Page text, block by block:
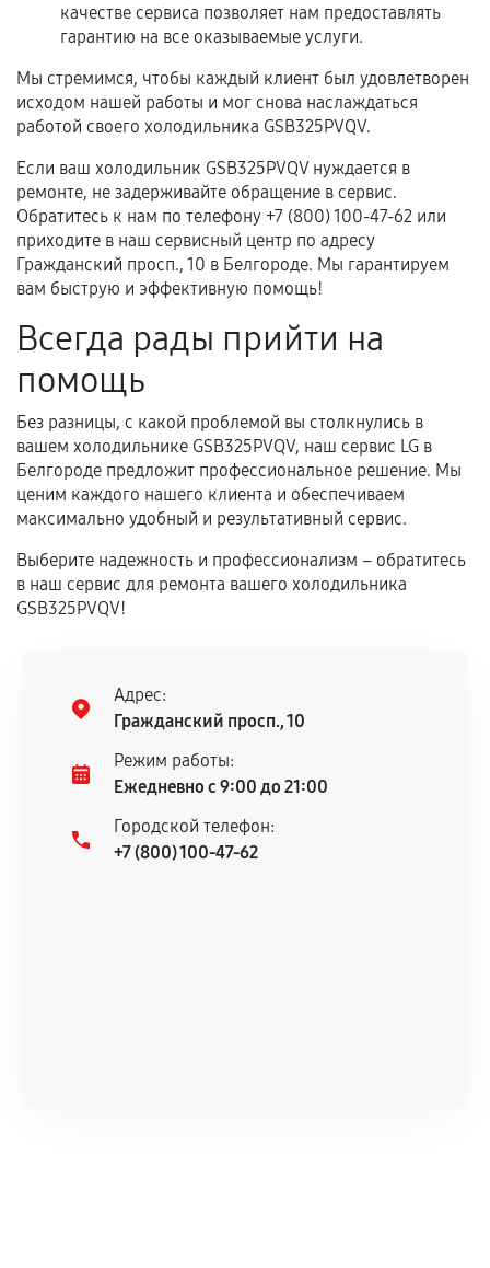
качестве сервиса позволяет нам предоставлять
гарантию на все оказываемые услуги.
Мы стремимся, чтобы каждый клиент был удовлетворен
исходом нашей работы и мог снова наслаждаться
работой своего холодильника GSB325PVQV.
Если ваш холодильник GSB325PVQV нуждается в
ремонте, не задерживайте обращение в сервис.
Обратитесь к нам по телефону +7 (800) 100-47-62 или
приходите в наш сервисный центр по адресу
Гражданский просп., 10 в Белгороде. Мы гарантируем
вам быструю и эффективную помощь!
Всегда рады прийти на
помощь
Без разницы, с какой проблемой вы столкнулись в
вашем холодильнике GSB325PVQV, наш сервис LG в
Белгороде предложит профессиональное решение. Мы
ценим каждого нашего клиента и обеспечиваем
максимально удобный и результативный сервис.
Выберите надежность и профессионализм – обратитесь
в наш сервис для ремонта вашего холодильника
GSB325PVQV!
Адрес:
Гражданский просп., 10
Режим работы:
Ежедневно с 9:00 до 21:00
Городской телефон:
+7 (800) 100-47-62